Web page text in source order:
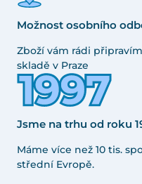
Možnost osobního
Zboží vám rádi
skladě v Praze
Jsme na trhu od roku
Máme více než 10 tis.
střední Evropě.